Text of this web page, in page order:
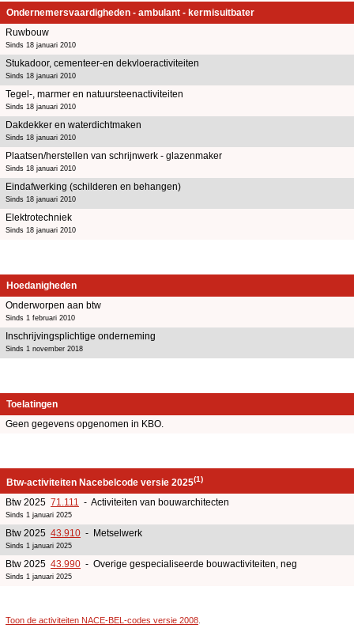
Ondernemersvaardigheden - ambulant - kermisuitbater
Ruwbouw
Sinds 18 januari 2010
Stukadoor, cementeer-en dekvloeractiviteiten
Sinds 18 januari 2010
Tegel-, marmer en natuursteenactiviteiten
Sinds 18 januari 2010
Dakdekker en waterdichtmaken
Sinds 18 januari 2010
Plaatsen/herstellen van schrijnwerk - glazenmaker
Sinds 18 januari 2010
Eindafwerking (schilderen en behangen)
Sinds 18 januari 2010
Elektrotechniek
Sinds 18 januari 2010
Hoedanigheden
Onderworpen aan btw
Sinds 1 februari 2010
Inschrijvingsplichtige onderneming
Sinds 1 november 2018
Toelatingen
Geen gegevens opgenomen in KBO.
Btw-activiteiten Nacebelcode versie 2025(1)
Btw 2025 71.111 - Activiteiten van bouwarchitecten
Sinds 1 januari 2025
Btw 2025 43.910 - Metselwerk
Sinds 1 januari 2025
Btw 2025 43.990 - Overige gespecialiseerde bouwactiviteiten, neg
Sinds 1 januari 2025
Toon de activiteiten NACE-BEL-codes versie 2008